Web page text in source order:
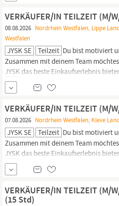
unternehmerisches Denken aktiv
VERKÄUFER/IN TEILZEIT (M/
08.08.2026 Nordrhein Westfalen, Lippe
Westfalen
JYSK SE Teilzeit Du bist motiviert
Zusammen mit deinem Team
JYSK das beste Einkaufserlebnis
und ein schnelllebiges Umfeld? Dann
das perfekte Match für dich! WAS WIR
sich als Ziel gesetzt, die erste Wahl
VERKÄUFER/IN TEILZEIT (M/
07.08.2026 Nordrhein Westfalen, Kleve
JYSK SE Teilzeit Du bist motiviert
Zusammen mit deinem Team
JYSK das beste Einkaufserlebnis
und ein schnelllebiges Umfeld? Dann
das perfekte Match für dich! WAS WIR
sich als Ziel gesetzt, die erste Wahl
VERKÄUFER/IN TEILZEIT (M/
(15 Std)